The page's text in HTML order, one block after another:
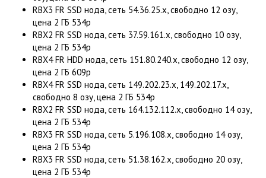
RBX3 FR SSD нода, сеть 54.36.25.x, свободно 12 озу,
цена 2 ГБ 534р
RBX2 FR SSD нода, сеть 37.59.161.x, свободно 10 озу,
цена 2 ГБ 534р
RBX4 FR HDD нода, сеть 151.80.240.x, свободно 12 озу,
цена 2 ГБ 609р
RBX4 FR SSD нода, сеть 149.202.23.x, 149.202.17.x,
свободно 8 озу, цена 2 ГБ 534р
RBX2 FR SSD нода, сеть 164.132.112.x, свободно 14 озу,
цена 2 ГБ 534р
RBX3 FR SSD нода, сеть 5.196.108.x, свободно 14 озу,
цена 2 ГБ 534р
RBX3 FR SSD нода, сеть 51.38.162.x, свободно 20 озу,
цена 2 ГБ 534р